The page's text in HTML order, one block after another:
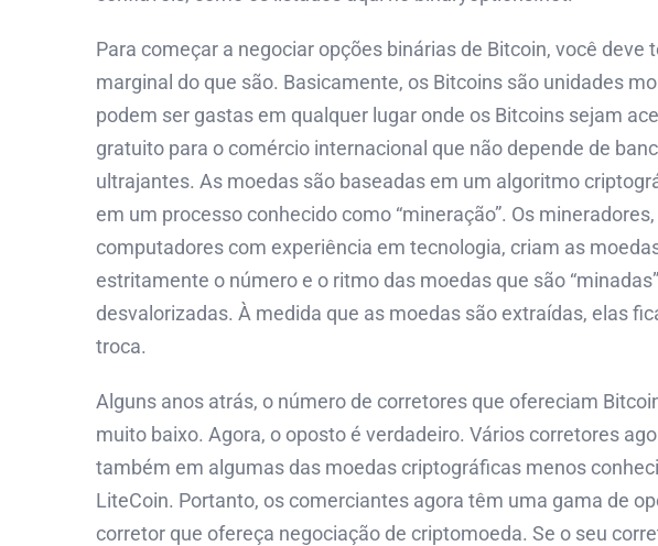
Para começar a negociar opções binárias de Bitcoin, você
marginal do que são. Basicamente, os Bitcoins são unidades
podem ser gastas em qualquer lugar onde os Bitcoins sejam
gratuito para o comércio internacional que não depende de
ultrajantes. As moedas são baseadas em um algoritmo
em um processo conhecido como “mineração”. Os
computadores com experiência em tecnologia, criam as
estritamente o número e o ritmo das moedas que são
desvalorizadas. À medida que as moedas são extraídas, elas
troca.
Alguns anos atrás, o número de corretores que ofereciam
muito baixo. Agora, o oposto é verdadeiro. Vários corretores
também em algumas das moedas criptográficas menos
LiteCoin. Portanto, os comerciantes agora têm uma gama de
corretor que ofereça negociação de criptomoeda. Se o seu